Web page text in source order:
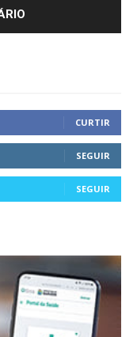
CURTIR
SEGUIR
SEGUIR